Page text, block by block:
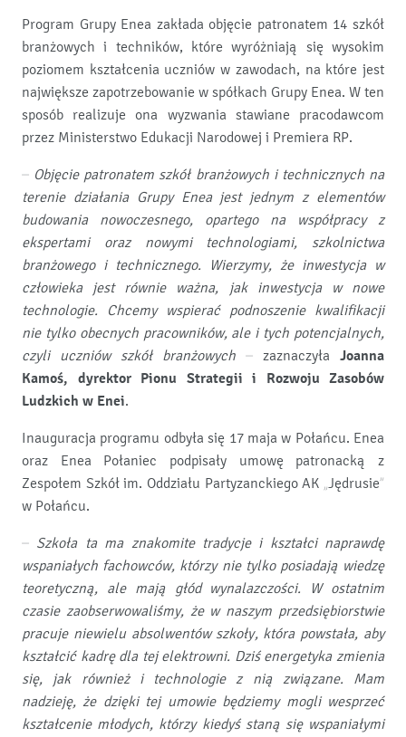
Program Grupy Enea zakłada objęcie patronatem 14 szkół
branżowych i techników, które wyróżniają się wysokim
poziomem kształcenia uczniów w zawodach, na które jest
największe zapotrzebowanie w spółkach Grupy Enea. W ten
sposób realizuje ona wyzwania stawiane pracodawcom
przez Ministerstwo Edukacji Narodowej i Premiera RP.
– Objęcie patronatem szkół branżowych i technicznych na
terenie działania Grupy Enea jest jednym z elementów
budowania nowoczesnego, opartego na współpracy z
ekspertami oraz nowymi technologiami, szkolnictwa
branżowego i technicznego. Wierzymy, że inwestycja w
człowieka jest równie ważna, jak inwestycja w nowe
technologie. Chcemy wspierać podnoszenie kwalifikacji
nie tylko obecnych pracowników, ale i tych potencjalnych,
czyli uczniów szkół branżowych – zaznaczyła Joanna
Kamoś, dyrektor Pionu Strategii i Rozwoju Zasobów
Ludzkich w Enei.
Inauguracja programu odbyła się 17 maja w Połańcu. Enea
oraz Enea Połaniec podpisały umowę patronacką z
Zespołem Szkół im. Oddziału Partyzanckiego AK „Jędrusie”
w Połańcu.
– Szkoła ta ma znakomite tradycje i kształci naprawdę
wspaniałych fachowców, którzy nie tylko posiadają wiedzę
teoretyczną, ale mają głód wynalazczości. W ostatnim
czasie zaobserwowaliśmy, że w naszym przedsiębiorstwie
pracuje niewielu absolwentów szkoły, która powstała, aby
kształcić kadrę dla tej elektrowni. Dziś energetyka zmienia
się, jak również i technologie z nią związane. Mam
nadzieję, że dzięki tej umowie będziemy mogli wesprzeć
kształcenie młodych, którzy kiedyś staną się wspaniałymi